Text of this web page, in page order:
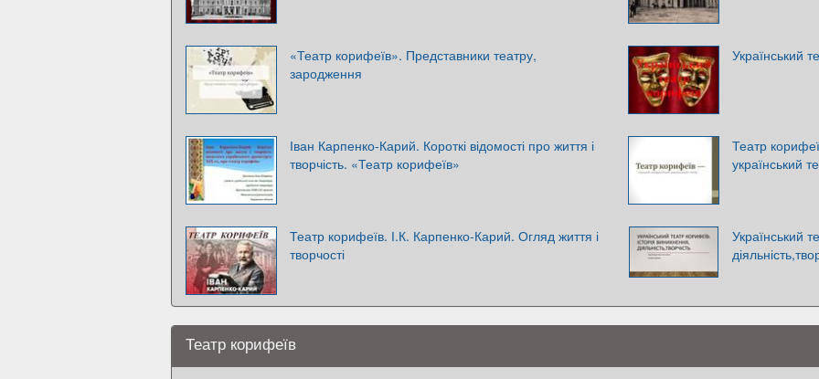
«Театр корифеїв». Представники театру,
зародження
Український
Іван Карпенко-Карий. Короткі відомості про життя і
творчість. «Театр корифеїв»
Театр
український
Театр корифеїв. І.К. Карпенко-Карий. Огляд життя і
творчості
Український
Театр корифеїв